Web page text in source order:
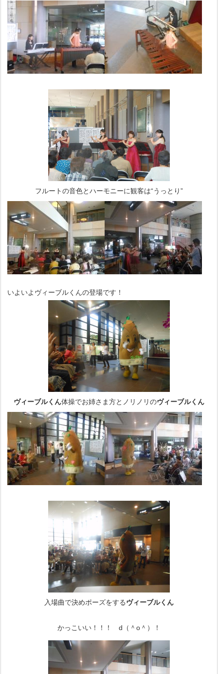
フルートの音色とハーモニーに観客は“うっとり”
いよいよヴィーブルくんの登場です！
ヴィーブルくん体操でお姉さま方とノリノリのヴィーブルくん
入場曲で決めポーズをするヴィーブルくん
かっこいい！！！ d（＾o＾）！